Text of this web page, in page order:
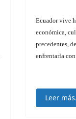
Ecuador vive
económica,
precedentes,
enfrentarla
Leer